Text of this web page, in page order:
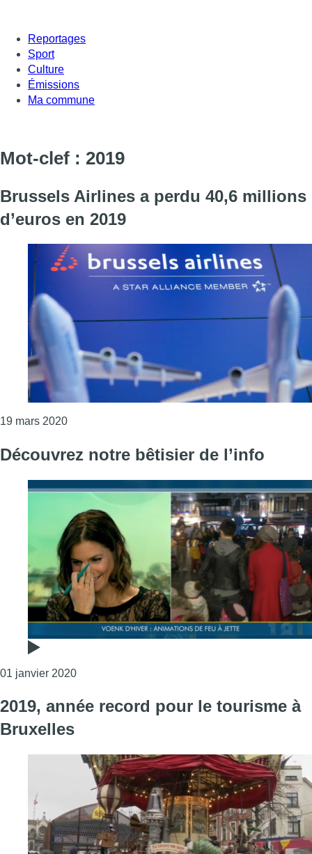
Reportages
Sport
Culture
Émissions
Ma commune
Mot-clef : 2019
Brussels Airlines a perdu 40,6 millions
d’euros en 2019
19 mars 2020Consulter l'article "Brussels Airlines a perdu 40,6
Découvrez notre bêtisier de l’info
01 janvier 2020Consulter l'article "Découvrez notre bêtisier de
2019, année record pour le tourisme à
Bruxelles